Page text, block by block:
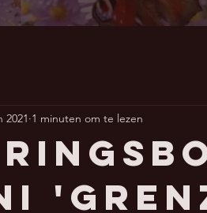
2021 1 minuten om te lezen